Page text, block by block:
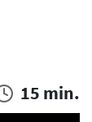
15 min.